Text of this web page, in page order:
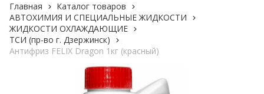
Главная
Каталог товаров
АВТОХИМИЯ И СПЕЦИАЛЬНЫЕ ЖИДКОСТИ
ЖИДКОСТИ ОХЛАЖДАЮЩИЕ
ТСИ (пр-во г. Дзержинск)
Антифриз FELIX Dragon 1кг (красный)